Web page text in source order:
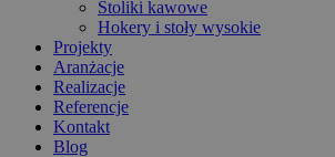
Stoliki kawowe
Hokery i stoły wysokie
Projekty
Aranżacje
Realizacje
Referencje
Kontakt
Blog